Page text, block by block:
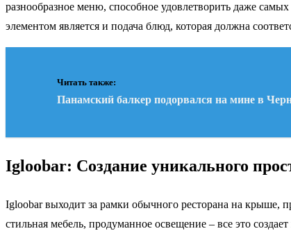
разнообразное меню, способное удовлетворить даже
элементом является и подача блюд, которая должна
Читать также:
Панамский балкер подорвался на мине в
Igloobar: Создание уникального
Igloobar выходит за рамки обычного ресторана на крыше,
стильная мебель, продуманное освещение – все это